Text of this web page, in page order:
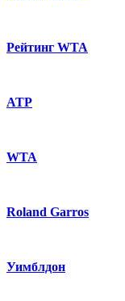
Рейтинг WTA
ATP
WTA
Roland Garros
Уимблдон